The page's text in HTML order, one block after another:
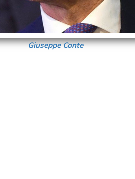
Giuseppe Conte